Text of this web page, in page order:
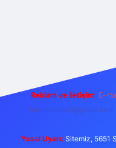
Reklam ve İletişim: E-
forumhizmeti@gmail.com
Yasal Uyarı: Sitemiz, 5651